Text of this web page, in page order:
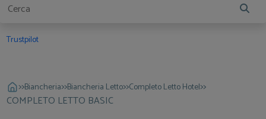
Trustpilot
>>Biancheria>>Biancheria Letto>>Completo Letto Hotel>>
COMPLETO LETTO BASIC